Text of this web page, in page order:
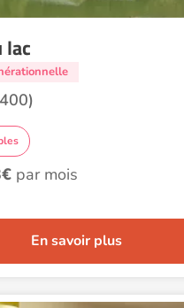
lac
par mois
En savoir plus